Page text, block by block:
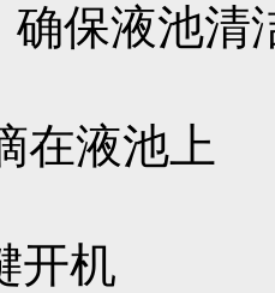
确保液池清
在液池上
开机